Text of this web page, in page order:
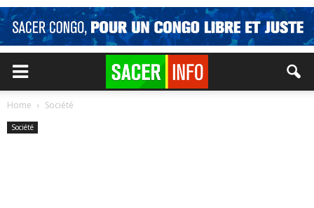
Home Société
Société